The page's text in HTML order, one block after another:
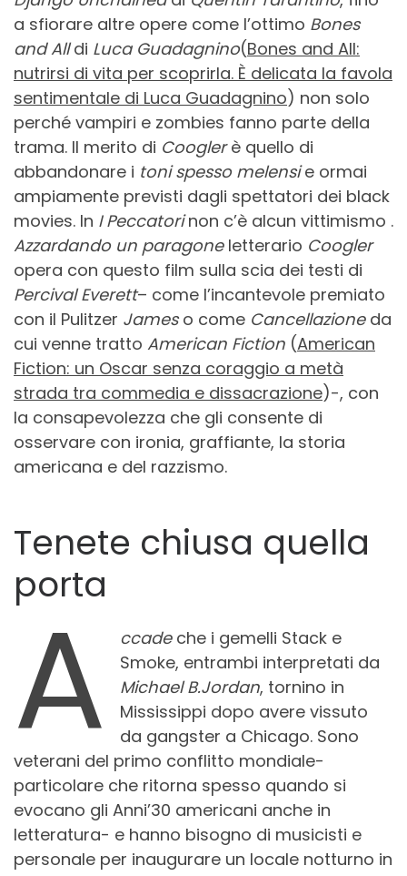
a sfiorare altre opere come l’ottimo Bones
and Alldi Luca Guadagnino(Bones and All:
nutrirsi di vita per scoprirla. È delicata la favola
sentimentale di Luca Guadagnino) non solo
perché vampiri e zombies fanno parte della
trama. Il merito di Cooglerè quello di
abbandonare i toni spesso melensie ormai
ampiamente previsti dagli spettatori dei black
movies. In I Peccatorinon c’è alcun vittimismo .
Azzardando un paragone letterario Coogler
opera con questo film sulla scia dei testi di
Percival Everett– come l’incantevole premiato
con il Pulitzer Jameso come Cancellazioneda
cui venne tratto American Fiction (American
Fiction: un Oscar senza coraggio a metà
strada tra commedia e dissacrazione)-, con
la consapevolezza che gli consente di
osservare con ironia, graffiante, la storia
americana e del razzismo.
Tenete chiusa quella
porta
A ccade che i gemelli Stack e
Smoke, entrambi interpretati da
Michael B.Jordan, tornino in
Mississippi dopo avere vissuto
da gangster a Chicago. Sono
veterani del primo conflitto mondiale-
particolare che ritorna spesso quando si
evocano gli Anni’30 americani anche in
letteratura- e hanno bisogno di musicisti e
personale per inaugurare un locale notturno in